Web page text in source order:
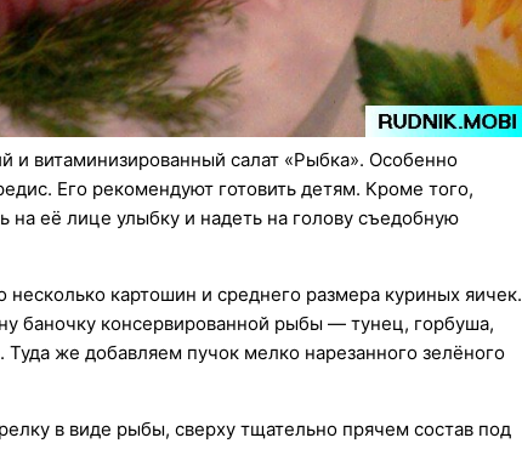
витаминизированный салат «Рыбка». Особенно
Его рекомендуют готовить детям. Кроме того,
на её лице улыбку и надеть на голову съедобную
картошин и среднего размера куриных яичек.
баночку консервированной рыбы — тунец, горбуша,
же добавляем пучок мелко нарезанного зелёного
в виде рыбы, сверху тщательно прячем состав под